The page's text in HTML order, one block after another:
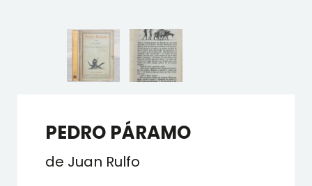
PEDRO PÁRAMO
de Juan Rulfo